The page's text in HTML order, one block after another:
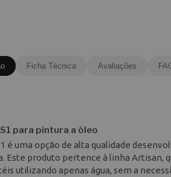
Ficha Técnica Avaliações
para pintura a óleo
uma opção de alta qualidade
Este produto pertence à linha Artisan,
utilizando apenas água, sem a